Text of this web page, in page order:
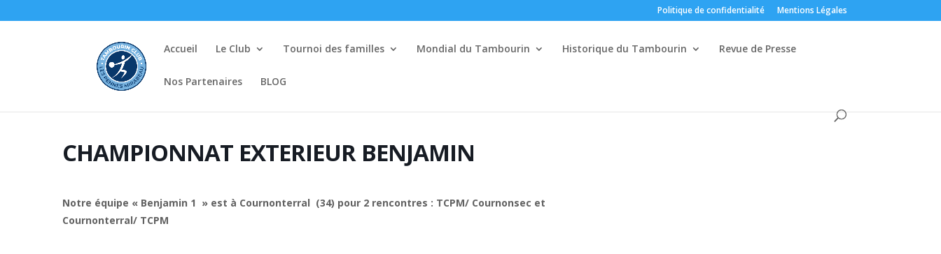
Politique de confidentialité Mentions Légales
Accueil Le Club Tournoi des familles Mondial du Tambourin Historique du Tambourin Revue de Presse
Nos Partenaires BLOG
CHAMPIONNAT EXTERIEUR BENJAMIN
Notre équipe « Benjamin 1 » est à Cournonterral (34) pour 2 rencontres : TCPM/ Cournonsec et
Cournonterral/ TCPM